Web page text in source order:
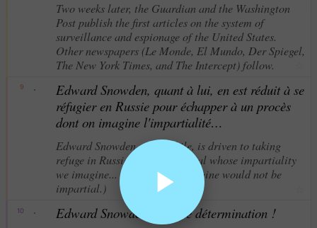
Two weeks later, the Guardian and the Washington
Post publish the first articles on the system of
surveillance and espionage of the United States.
Other newspapers (Le Monde, El Mundo, Der Spiegel,
The New York Times, and The Intercept) follow.
9 ·
Edward Snowden, quant à lui, en est réduit à se
réfugier en Russie pour échapper à un procès
dont on imagine l'impartialité…
Edward Snowden, meanwhile, is driven to taking
refuge in Russia to escape a trial whose impartiality
we imagine... (…a trial we imagine would not be
impartial.)
10 · Edward Snowden – quelle détermination !